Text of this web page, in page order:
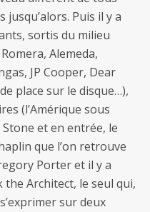
jusqu’alors. Puis il y a
sortis du milieu
Alemeda,
JP Cooper, Dear
place sur le disque…),
(l’Amérique sous
et en entrée, le
que l’on retrouve
Porter et il y a
Architect, le seul qui,
sur deux